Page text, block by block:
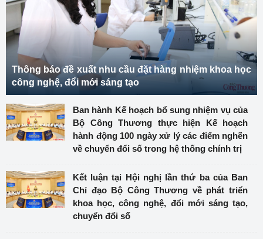
Thông báo đề xuất nhu cầu đặt hàng nhiệm khoa học
công nghệ, đổi mới sáng tạo
Ban hành Kế hoạch bổ sung nhiệm vụ của
Bộ Công Thương thực hiện Kế hoạch
hành động 100 ngày xử lý các điểm nghẽn
về chuyển đổi số trong hệ thống chính trị
Kết luận tại Hội nghị lần thứ ba của Ban
Chỉ đạo Bộ Công Thương về phát triển
khoa học, công nghệ, đổi mới sáng tạo,
chuyển đổi số